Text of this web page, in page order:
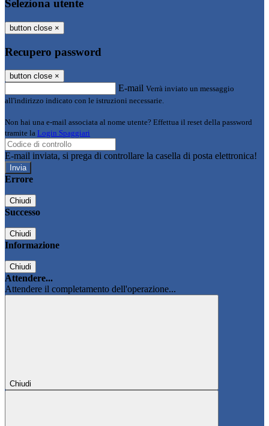
Seleziona utente
button close ×
Recupero password
button close ×
E-mail Verrà inviato un messaggio
all'indirizzo indicato con le istruzioni necessarie.
Non hai una e-mail associata al nome utente? Effettua il reset della password
tramite la Login Spaggiari
E-mail inviata, si prega di controllare la casella di posta elettronica!
Errore
Chiudi
Successo
Chiudi
Informazione
Chiudi
Attendere...
Attendere il completamento dell'operazione...
Chiudi